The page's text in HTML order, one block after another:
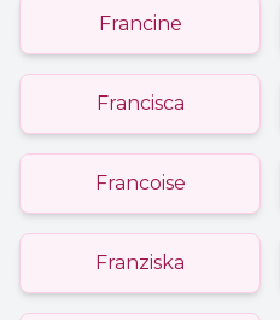
Francine
Francisca
Francoise
Franziska